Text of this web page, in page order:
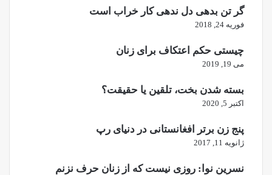
گر تن بدهی دل ندهی کار خراب است
فوریه 24, 2018
چیستی حکم اعتکاف برای زنان
می 19, 2019
بسته شدن بخت، تلقین یا حقیقت؟
اکتبر 5, 2020
پنج زن برتر افغانستانی در دنیای رپ
ژانویه 11, 2017
نسرین نوا: روزی نیست که از زنان حرف نزنم